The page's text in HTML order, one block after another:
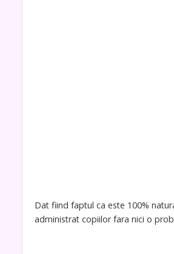
Dat fiind faptul ca este 100%
administrat copiilor fara nici o